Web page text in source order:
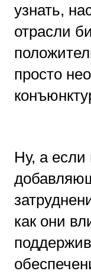
узнать,
отрасли
просто
Ну, а
как они